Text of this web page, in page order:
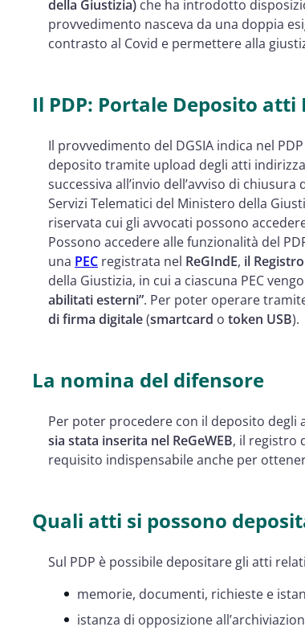
della Giustizia) che ha introdotto
provvedimento nasceva da una doppia
contrasto al Covid e permettere alla
Il PDP: Portale Deposito atti
Il provvedimento del DGSIA indica nel
deposito tramite upload degli atti
successiva all’invio dell’avviso di
Servizi Telematici del Ministero della
riservata cui gli avvocati possono
Possono accedere alle funzionalità del
una PEC registrata nel ReGIndE, il
della Giustizia, in cui a ciascuna PEC
abilitati esterni”. Per poter operare
di firma digitale(smartcard o token USB).
La nomina del difensore
Per poter procedere con il deposito degli
sia stata inserita nel ReGeWEB, il registro
requisito indispensabile anche per
Quali atti si possono
Sul PDP è possibile depositare gli atti
memorie, documenti, richieste e
istanza di opposizione